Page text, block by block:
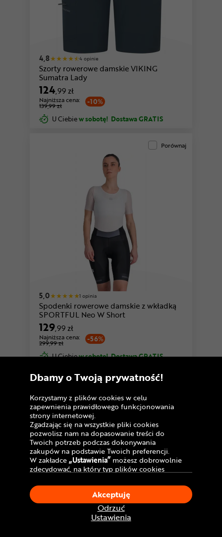
4,8 4 opinie
Szorty rowerowe damskie VIKING
Sumatra Lady
124,99 zł
-10%
Najniższa cena:
139,99 zł
U Ciebiew sobotę! Dostawa GRATIS
Porównaj
5,0 1 opinia
Spodenki rowerowe damskie z wkładką
SPORTFUL Neo W Short
129,99 zł
-56%
Najniższa cena:
299,99 zł
U Ciebiew sobotę! Dostawa GRATIS
Porównaj
Dbamy o Twoją prywatność!
Korzystamy z plików cookies w celu
zapewnienia prawidłowego funkcjonowania
strony internetowej.
Zgadzając się na wszystkie pliki cookies
pozwolisz nam na dopasowanie treści do
Twoich potrzeb podczas dokonywania
zakupów na podstawie Twoich preferencji.
W zakładce„Ustawienia” możesz dobrowolnie
zdecydować, na który typ plików cookies
Klikając„Akceptuję”, wyrażasz zgodę na
stosowanie ciasteczek zgodnie z ustawieniami
Twojej przeglądarki.
W dowolnym momencie, możesz dokonać
zmiany swojego wyboru klikając opcję
Ustawienia
Odrzuć
Akceptuję